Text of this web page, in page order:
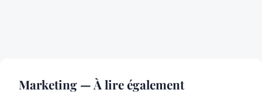
Marketing — À lire également